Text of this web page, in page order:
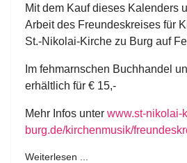
Mit dem Kauf dieses Kalenders
Arbeit des Freundeskreises für
St.-Nikolai-Kirche zu Burg auf
Im fehmarnschen Buchhandel
erhältlich für € 15,-
Mehr Infos unter www.st-nikolai-
burg.de/kirchenmusik/
Weiterlesen ...